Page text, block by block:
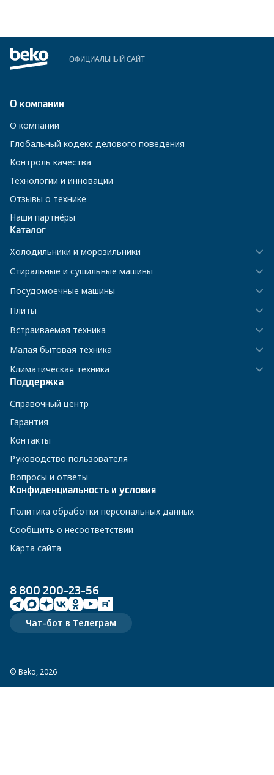
ОФИЦИАЛЬНЫЙ САЙТ
© Beko, 2026
О компании
О компании
Глобальный кодекс делового поведения
Контроль качества
Технологии и инновации
Отзывы о технике
Наши партнёры
Каталог
Холодильники и морозильники
Стиральные и сушильные машины
Посудомоечные машины
Плиты
Встраиваемая техника
Малая бытовая техника
Климатическая техника
Поддержка
Справочный центр
Гарантия
Контакты
Руководство пользователя
Вопросы и ответы
Конфиденциальность и условия
Политика обработки персональных данных
Сообщить о несоответствии
Карта сайта
8 800 200-23-56
Чат-бот в Телеграм